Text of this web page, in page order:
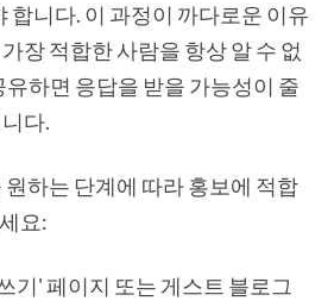
합니다. 이 과정이 까다로운 이유
장 적합한 사람을 항상 알 수 없
유하면 응답을 받을 가능성이 줄
다.
원하는 단계에 따라 홍보에 적합
요:
기' 페이지 또는 게스트 블로그